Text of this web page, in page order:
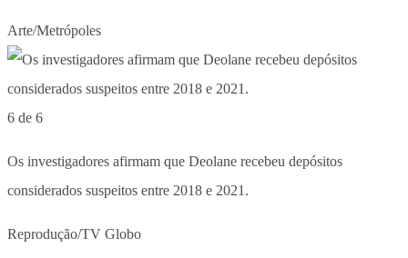
Arte/Metrópoles
6 de 6
Os investigadores afirmam que Deolane recebeu depósitos
considerados suspeitos entre 2018 e 2021.
Reprodução/TV Globo